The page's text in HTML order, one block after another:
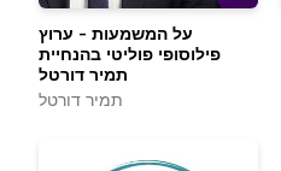
על המשמעות - ערוץ
פילוסופי פוליטי בהנחיית
תמיר דורטל
תמיר דורטל